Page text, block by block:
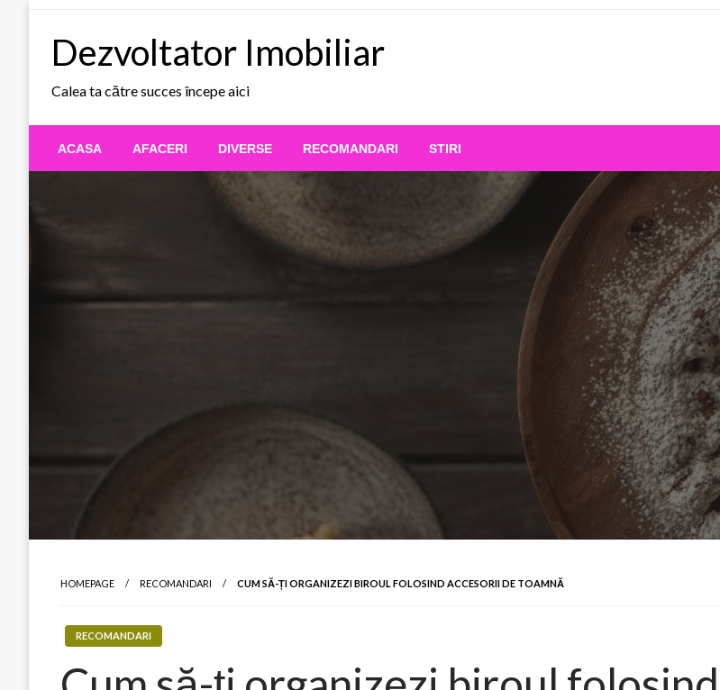
Dezvoltator Imobiliar
Calea ta către succes începe aici
ACASA AFACERI DIVERSE RECOMANDARI STIRI
HOMEPAGE RECOMANDARI CUM SĂ-ȚI ORGANIZEZI BIROUL FOLOSIND ACCESORII DE TOAMNĂ
RECOMANDARI